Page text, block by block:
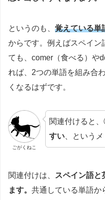
というのも、 覚えている単
からです。例えばスペイン
ても、comer（食べる）や
れば、2つの単語を組み合
くなるはずです。
ごがくねこ
関連付けると
すい 、という
関連付けは、
スペイン語と
ます。 共通している単語か